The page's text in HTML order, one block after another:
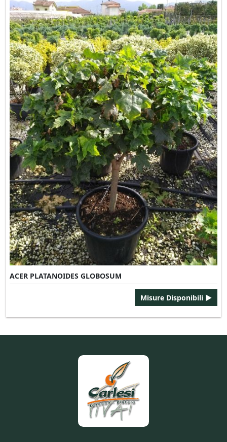
ACER PLATANOIDES GLOBOSUM
Misure Disponibili ►